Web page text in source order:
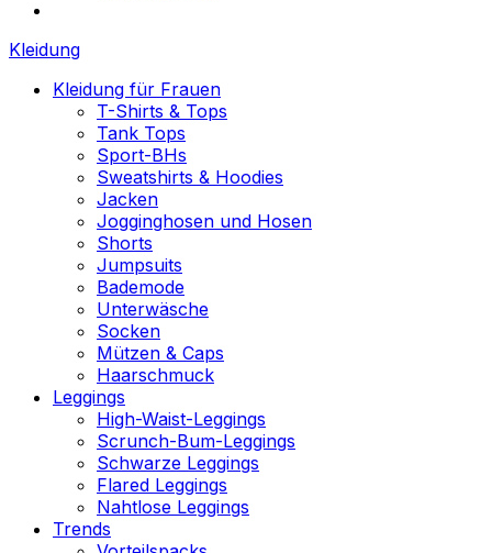
Kleidung
Kleidung für Frauen
T-Shirts & Tops
Tank Tops
Sport-BHs
Sweatshirts & Hoodies
Jacken
Jogginghosen und Hosen
Shorts
Jumpsuits
Bademode
Unterwäsche
Socken
Mützen & Caps
Haarschmuck
Leggings
High-Waist-Leggings
Scrunch-Bum-Leggings
Schwarze Leggings
Flared Leggings
Nahtlose Leggings
Trends